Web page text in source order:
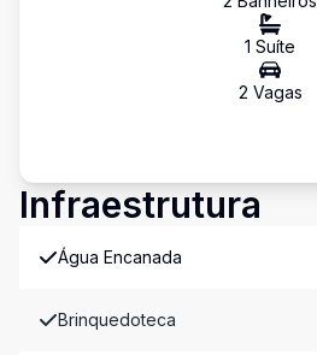
1 Suíte
2 Vagas
Infraestrutura
Água Encanada
Brinquedoteca